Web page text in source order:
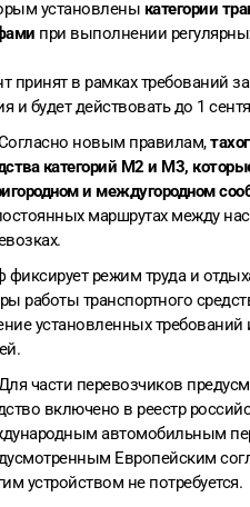
установлены категории
при выполнении
принят в рамках требований
и будет действовать до 1
новым правилам,
категорий М2 и М3,
и междугородном
маршрутах между
фиксирует режим труда и
работы транспортного
установленных
части перевозчиков
включено в реестр
автомобильным
Европейским
устройством не потребуется.